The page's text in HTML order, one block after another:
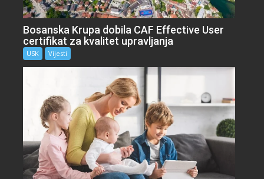
Bosanska Krupa dobila CAF Effective User
certifikat za kvalitet upravljanja
USK Vijesti